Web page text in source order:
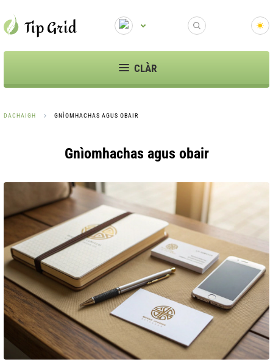
CLÀR
DACHAIGH GNÌOMHACHAS AGUS OBAIR
Gnìomhachas agus obair